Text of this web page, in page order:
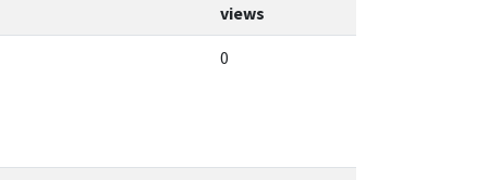
views
0